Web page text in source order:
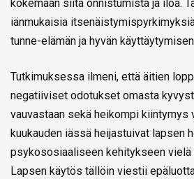
kokemaan siitä onnistumista ja iloa.
iänmukaisia
tunne-elämän ja hyvän
Tutkimuksessa ilmeni, että äitien
negatiiviset odotukset omasta
vauvastaan sekä heikompi kiintymys
kuukauden iässä heijastuivat lapsen
psykososiaaliseen kehitykseen vielä
Lapsen käytös tällöin viestii